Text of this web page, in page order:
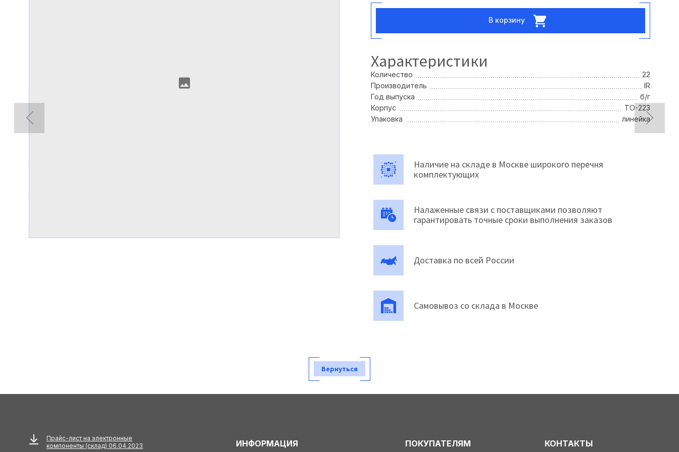
В корзину
Характеристики
Количество
22
Производитель
IR
Год выпуска
б/г
Корпус
ТО-223
Упаковка
линейка
Наличие на складе в Москве широкого перечня
комплектующих
Налаженные связи с поставщиками позволяют
гарантировать точные сроки выполнения заказов
Доставка по всей России
Самовывоз со склада в Москве
Вернуться
Прайс-лист на электронные
компоненты (склад) 06.04.2023
ИНФОРМАЦИЯ ПОКУПАТЕЛЯМ КОНТАКТЫ